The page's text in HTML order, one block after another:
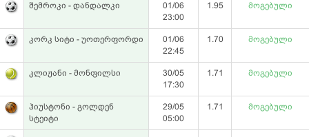
შემროკი - დანდალკი
01/06
23:00
1.95 მოგებული
კორკ სიტი - უოთერფორდი
01/06
22:45
1.70 მოგებული
კლიჟანი - მონფილსი
30/05
17:30
1.71 მოგებული
ჰიუსტონი - გოლდენ
სტეიტი
29/05
05:00
1.71 მოგებული